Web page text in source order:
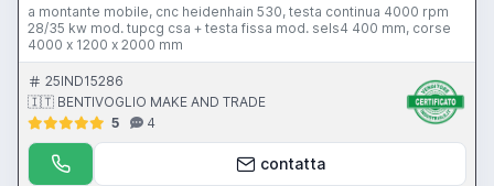
a montante mobile, cnc heidenhain 530, testa continua 4000 rpm
28/35 kw mod. tupcg csa + testa fissa mod. sels4 400 mm, corse
4000 x 1200 x 2000 mm
25IND15286
🇮🇹 BENTIVOGLIO MAKE AND TRADE
5
4
contatta